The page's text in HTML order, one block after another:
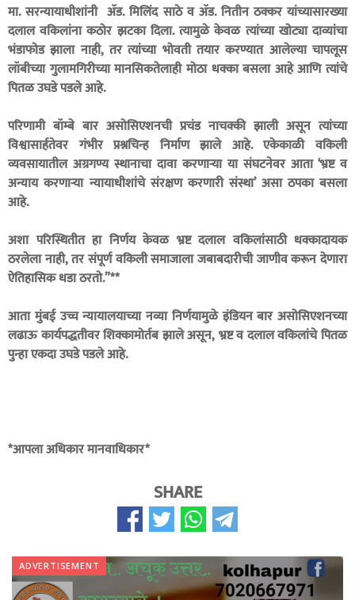
मा. सरन्यायाधीशांनी ॲड. मिलिंद साठे व ॲड. नितीन ठक्कर यांच्यासारख्या
दलाल वकिलांना कठोर झटका दिला. त्यामुळे केवळ त्यांच्या खोट्या दाव्यांचा
भंडाफोड झाला नाही, तर त्यांच्या भोवती तयार करण्यात आलेल्या चापलूस
लॉबीच्या गुलामगिरीच्या मानसिकतेलाही मोठा धक्का बसला आहे आणि त्यांचे
पितळ उघडे पडले आहे.
परिणामी बॉम्बे बार असोसिएशनची प्रचंड नाचक्की झाली असून त्यांच्या
विश्वासार्हतेवर गंभीर प्रश्नचिन्ह निर्माण झाले आहे. एकेकाळी वकिली
व्यवसायातील अग्रगण्य स्थानाचा दावा करणाऱ्या या संघटनेवर आता ‘भ्रष्ट व
अन्याय करणाऱ्या न्यायाधीशांचे संरक्षण करणारी संस्था’ असा ठपका बसला
आहे.
अशा परिस्थितीत हा निर्णय केवळ भ्रष्ट दलाल वकिलांसाठी धक्कादायक
ठरलेला नाही, तर संपूर्ण वकिली समाजाला जबाबदारीची जाणीव करून देणारा
ऐतिहासिक धडा ठरतो.”**
आता मुंबई उच्च न्यायालयाच्या नव्या निर्णयामुळे इंडियन बार असोसिएशनच्या
लढाऊ कार्यपद्धतीवर शिक्कामोर्तब झाले असून, भ्रष्ट व दलाल वकिलांचे पितळ
पुन्हा एकदा उघडे पडले आहे.
*आपला अधिकार मानवाधिकार*
SHARE
ADVERTISEMENT